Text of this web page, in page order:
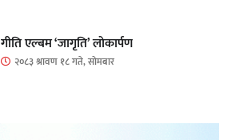
गीति एल्बम ‘जागृति’ लोकार्पण
२०८३ श्रावण १८ गते, सोमबार